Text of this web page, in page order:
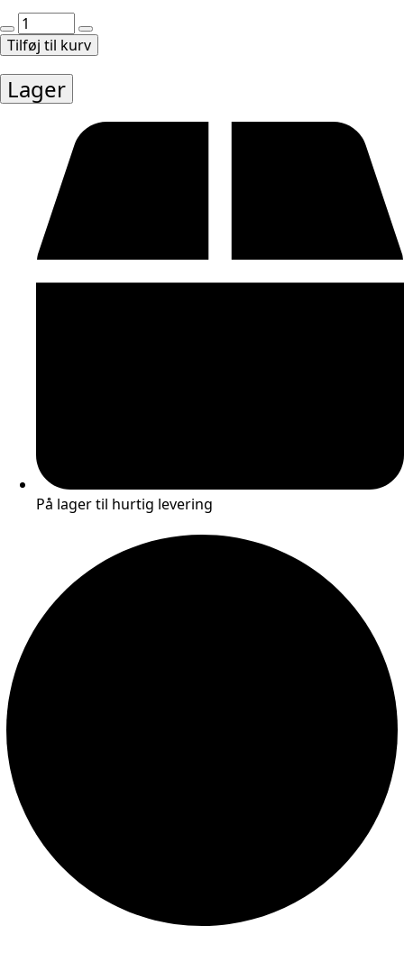
Lava
oval
15x
20x7mm
poleret
Tilføj til kurv
Lager
På lager til hurtig levering